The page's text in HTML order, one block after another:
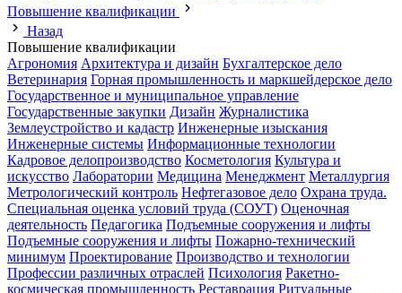
Повышение квалификации
Назад
Повышение квалификации
Агрономия Архитектура и дизайн Бухгалтерское дело
Ветеринария Горная промышленность и маркшейдерское дело
Государственное и муниципальное управление
Государственные закупки Дизайн Журналистика
Землеустройство и кадастр Инженерные изыскания
Инженерные системы Информационные технологии
Кадровое делопроизводство Косметология Культура и
искусство Лаборатории Медицина Менеджмент Металлургия
Метрологический контроль Нефтегазовое дело Охрана труда.
Специальная оценка условий труда (СОУТ) Оценочная
деятельность Педагогика Подъемные сооружения и лифты
Подъемные сооружения и лифты Пожарно-технический
минимум Проектирование Производство и технологии
Профессии различных отраслей Психология Ракетно-
космическая промышленность Реставрация Ритуальные